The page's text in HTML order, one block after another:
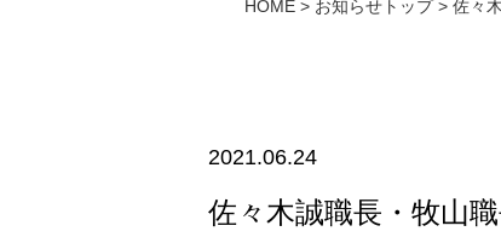
HOME> お知らせトップ> 佐々
2021.06.24
佐々木誠職長・牧山